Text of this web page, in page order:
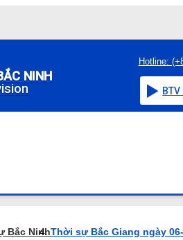
NINH
Hotline:
BTV
Bắc NinhThời sự Bắc Giang ngày